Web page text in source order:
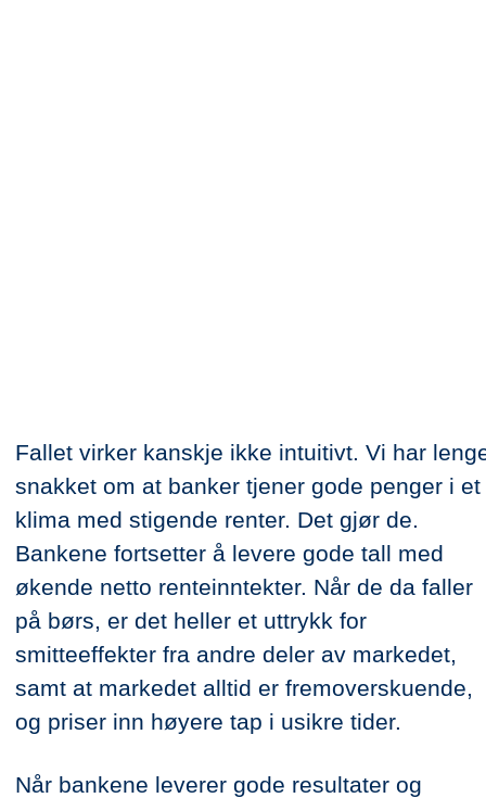
Fallet virker kanskje ikke intuitivt. Vi har
snakket om at banker tjener gode penger i et
klima med stigende renter. Det gjør de.
Bankene fortsetter å levere gode tall med
økende netto renteinntekter. Når de da faller
på børs, er det heller et uttrykk for
smitteeffekter fra andre deler av markedet,
samt at markedet alltid er fremoverskuende,
og priser inn høyere tap i usikre tider.
Når bankene leverer gode resultater og